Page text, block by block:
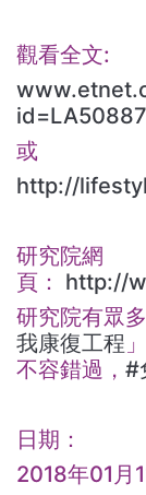
觀看全文:
或
http://
研究院網
頁： http://
研究院有眾
我康復工程
不容錯過， #
日期：
2018年01月